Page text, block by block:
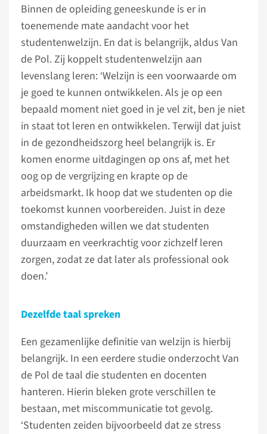
Binnen de opleiding geneeskunde is er in
toenemende mate aandacht voor het
studentenwelzijn. En dat is belangrijk, aldus Van
de Pol. Zij koppelt studentenwelzijn aan
levenslang leren: ‘Welzijn is een voorwaarde om
je goed te kunnen ontwikkelen. Als je op een
bepaald moment niet goed in je vel zit, ben je niet
in staat tot leren en ontwikkelen. Terwijl dat juist
in de gezondheidszorg heel belangrijk is. Er
komen enorme uitdagingen op ons af, met het
oog op de vergrijzing en krapte op de
arbeidsmarkt. Ik hoop dat we studenten op die
toekomst kunnen voorbereiden. Juist in deze
omstandigheden willen we dat studenten
duurzaam en veerkrachtig voor zichzelf leren
zorgen, zodat ze dat later als professional ook
doen.’
Dezelfde taal spreken
Een gezamenlijke definitie van welzijn is hierbij
belangrijk. In een eerdere studie onderzocht Van
de Pol de taal die studenten en docenten
hanteren. Hierin bleken grote verschillen te
bestaan, met miscommunicatie tot gevolg.
‘Studenten zeiden bijvoorbeeld dat ze stress